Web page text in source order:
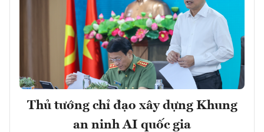
Thủ tướng chỉ đạo xây dựng Khung
an ninh AI quốc gia